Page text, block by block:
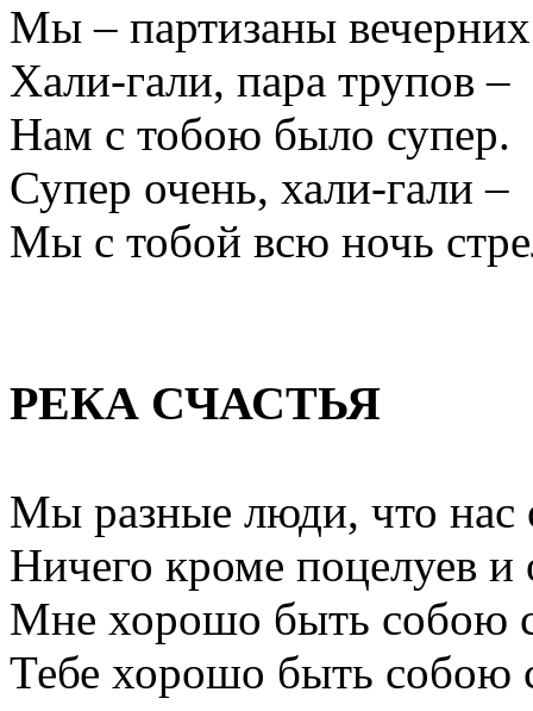
Мы – партизаны
Хали-гали, пара трупов –
Нам с тобою было супер.
Супер очень, хали-гали –
Мы с тобой всю ночь
РЕКА СЧАСТЬЯ
Мы разные люди, что нас
Ничего кроме поцелуев и
Мне хорошо быть собою
Тебе хорошо быть собою